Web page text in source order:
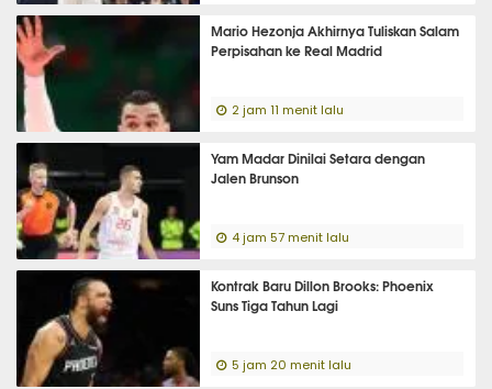
Mario Hezonja Akhirnya Tuliskan Salam
Perpisahan ke Real Madrid
2 jam 11 menit lalu
Yam Madar Dinilai Setara dengan
Jalen Brunson
4 jam 57 menit lalu
Kontrak Baru Dillon Brooks: Phoenix
Suns Tiga Tahun Lagi
5 jam 20 menit lalu